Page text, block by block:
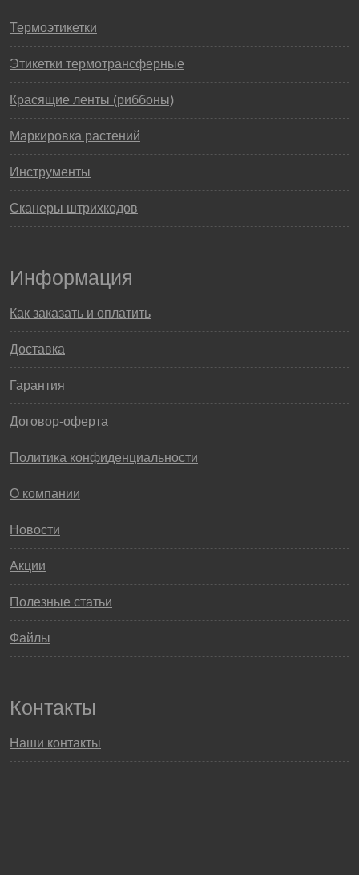
Термоэтикетки
Этикетки термотрансферные
Красящие ленты (риббоны)
Маркировка растений
Инструменты
Сканеры штрихкодов
Информация
Как заказать и оплатить
Доставка
Гарантия
Договор-оферта
Политика конфиденциальности
О компании
Новости
Акции
Полезные статьи
Файлы
Контакты
Наши контакты